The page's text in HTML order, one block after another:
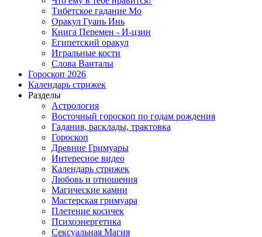
Тибетское гадание Мо
Оракул Гуань Инь
Книга Перемен - И-цзин
Египетский оракул
Игральные кости
Слова Ванталы
Гороскоп 2026
Календарь стрижек
Разделы
Астрология
Восточный гороскоп по годам рождения
Гадания, расклады, трактовка
Гороскоп
Древние Гримуары
Интересное видео
Календарь стрижек
Любовь и отношения
Магические камни
Мастерская гримуара
Плетение косичек
Психоэнергетика
Сексуальная Магия